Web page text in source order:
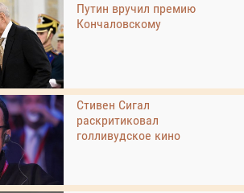
Путин вручил премию
Кончаловскому
Стивен Сигал
раскритиковал
голливудское кино